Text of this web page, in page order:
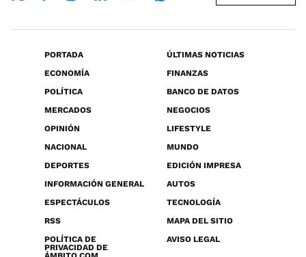
PORTADA
ÚLTIMAS NOTICIAS
ECONOMÍA
FINANZAS
POLÍTICA
BANCO DE DATOS
MERCADOS
NEGOCIOS
OPINIÓN
LIFESTYLE
NACIONAL
MUNDO
DEPORTES
EDICIÓN IMPRESA
INFORMACIÓN GENERAL
AUTOS
ESPECTÁCULOS
TECNOLOGÍA
RSS
MAPA DEL SITIO
POLÍTICA DE
PRIVACIDAD DE
AVISO LEGAL